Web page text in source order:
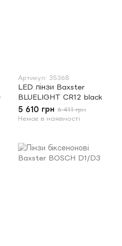
Артикул: 35368
LED лінзи Baxster
BLUELIGHT CR12 black
5 610 грн 6 411 грн
Немає в наявності